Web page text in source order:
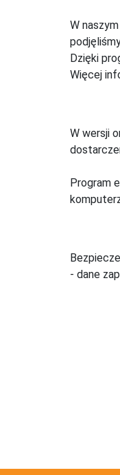
W
Dzięki
Więcej
W wersji
Program
- dane